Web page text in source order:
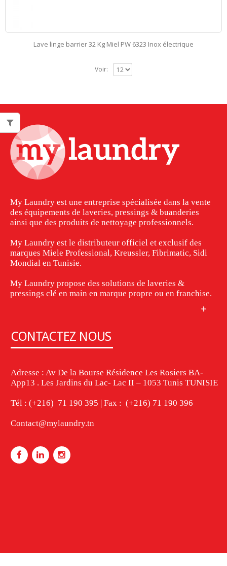
Lave linge barrier 32 Kg Miel PW 6323 Inox électrique
Voir:
My Laundry est une entreprise spécialisée dans la vente
des équipements de laveries, pressings & buanderies
ainsi que des produits de nettoyage professionnels.
My Laundry est le distributeur officiel et exclusif des
marques Miele Professional, Kreussler, Fibrimatic, Sidi
Mondial en Tunisie.
My Laundry propose des solutions de laveries &
pressings clé en main en marque propre ou en franchise.
CONTACTEZ NOUS
Adresse : Av De la Bourse Résidence Les Rosiers BA-
App13 . Les Jardins du Lac- Lac II – 1053 Tunis TUNISIE
Tél : (+216) 71 190 395 | Fax : (+216) 71 190 396
Contact@mylaundry.tn